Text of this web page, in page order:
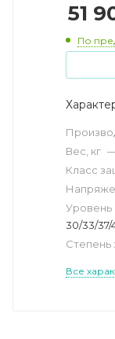
51
По
Вес, кг
Класс
Уровень
30/33/37/
Степень
Все